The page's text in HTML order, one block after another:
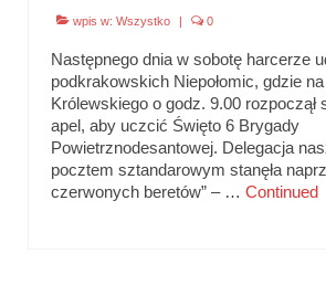
wpis w: Wszystko 0
Następnego dnia w sobotę harcerze
podkrakowskich Niepołomic, gdzie
Królewskiego o godz. 9.00 rozpoczął
apel, aby uczcić Święto 6 Brygady
Powietrznodesantowej. Delegacja
pocztem sztandarowym stanęła
czerwonych beretów” – … Continued